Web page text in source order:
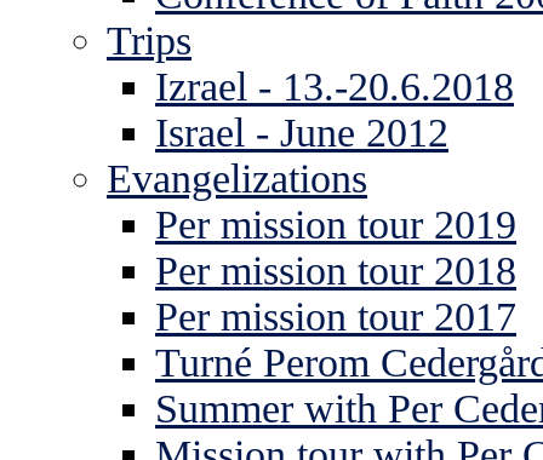
Trips
Izrael - 13.-20.6.2018
Israel - June 2012
Evangelizations
Per mission tour 2019
Per mission tour 2018
Per mission tour 2017
Turné Perom
Summer with Per